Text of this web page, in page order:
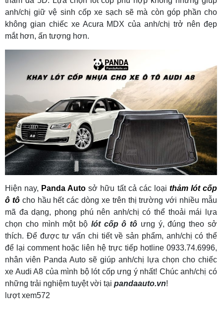
anh/chị giữ vệ sinh cốp xe sạch sẽ mà còn góp phần cho
không gian chiếc xe Acura MDX của anh/chị trở nên đẹp
mắt hơn, ấn tượng hơn.
Hiện nay, Panda Auto sở hữu tất cả các loại thảm lót cốp
ô tôcho hầu hết các dòng xe trên thị trường với nhiều mẫu
mã đa dạng, phong phú nên anh/chị có thể thoải mái lựa
chọn cho mình một bộ lót cốp ô tô ưng ý, đúng theo sở
thích. Để được tư vấn chi tiết về sản phẩm, anh/chị có thể
để lại comment hoặc liên hệ trực tiếp hotline 0933.74.6996,
nhân viên Panda Auto sẽ giúp anh/chị lựa chọn cho chiếc
xe Audi A8 của mình bộ lót cốp ưng ý nhất! Chúc anh/chị có
những trải nghiệm tuyệt vời tại pandaauto.vn!
lượt xem572